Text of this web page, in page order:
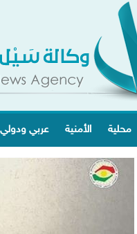
محلية الأمنية عربي ودولي